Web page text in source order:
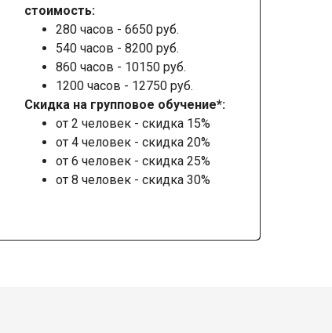
стоимость:
280 часов - 6650 руб.
540 часов - 8200 руб.
860 часов - 10150 руб.
1200 часов - 12750 руб.
Скидка на групповое обучение*:
от 2 человек - скидка 15%
от 4 человек - скидка 20%
от 6 человек - скидка 25%
от 8 человек - скидка 30%